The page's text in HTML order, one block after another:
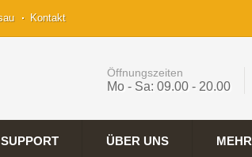
Kontakt
Öffnungszeiten
Mo - Sa: 09.00 - 20.00
SUPPORT ÜBER UNS MEHR